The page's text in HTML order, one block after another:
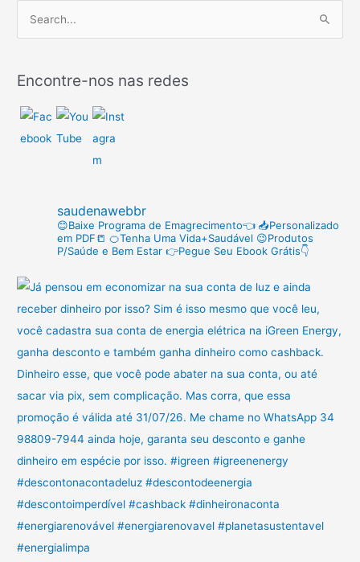
q
u
:
Encontre-nos nas redes
saudenawebbr
😊Baixe Programa de Emagrecimento👈 📥Personalizado
em PDF📒 🍊Tenha Uma Vida+Saudável 😉Produtos
P/Saúde e Bem Estar 👉Pegue Seu Ebook Grátis👇